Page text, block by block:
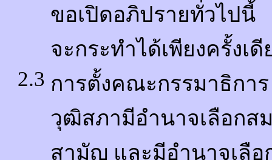
ขอเปิดอภิปรายทั่วไปนี้
จะกระทำได้เพียงครั้งเ
2.3 การตั้งคณะกรรมาธิการ
วุฒิสภามีอำนาจเลือกส
สามัญ และมีอำนาจเลื